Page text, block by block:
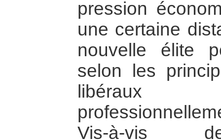
pression
une certaine
nouvelle élite
selon les
libéraux
Vis-à-vis